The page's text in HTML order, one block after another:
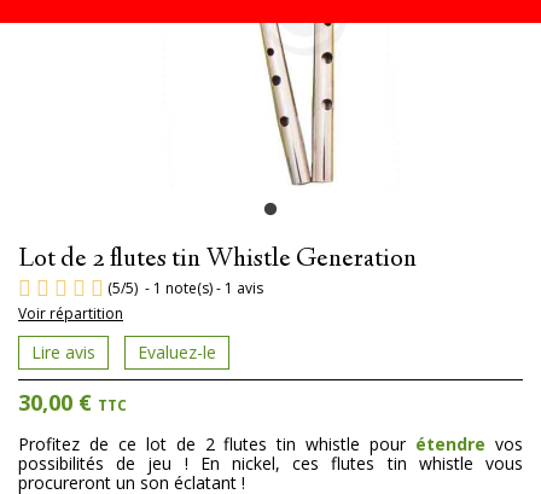
Lot de 2 flutes tin Whistle Generation
(5/5) - 1 note(s) - 1 avis
Voir répartition
Lire avis Evaluez-le
30,00 € TTC
Profitez de ce lot de 2 flutes tin whistle pour étendre vos
possibilités de jeu ! En nickel, cesflutes tin whistle vous
procureront un son éclatant !